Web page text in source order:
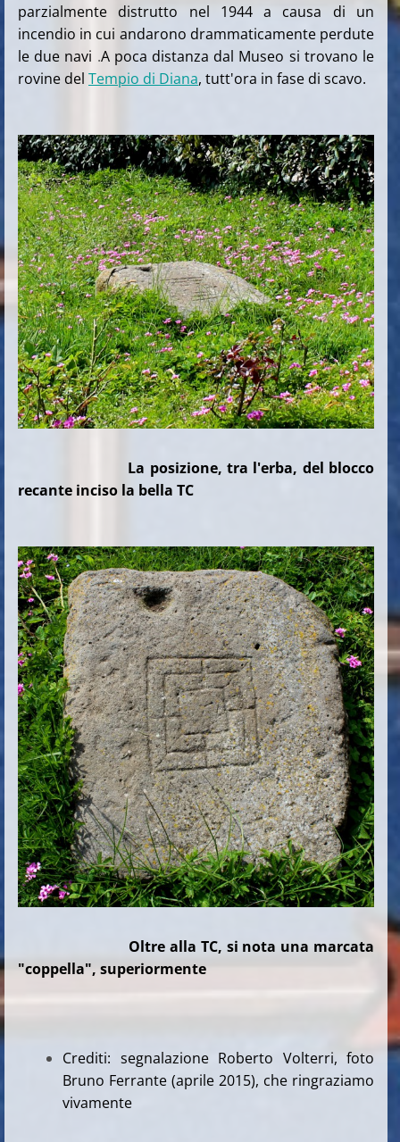
parzialmente distrutto nel 1944 a causa di un
incendio in cui andarono drammaticamente perdute
le due navi .A poca distanza dal Museo si trovano le
rovine del Tempio di Diana, tutt'ora in fase di scavo.
La posizione, tra l'erba, del blocco
recante inciso la bella TC
Oltre alla TC, si nota una marcata
"coppella", superiormente
Crediti: segnalazione Roberto Volterri, foto
Bruno Ferrante (aprile 2015), che ringraziamo
vivamente